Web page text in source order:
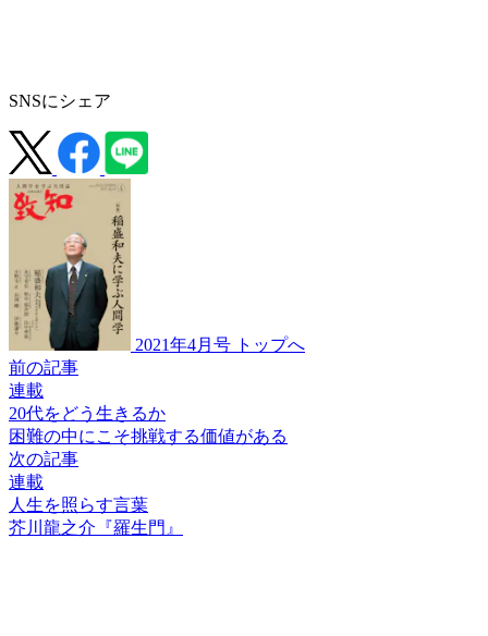
SNSにシェア
2021年4月号 トップへ
前の記事
連載
20代をどう生きるか
困難の中にこそ挑戦する価値がある
次の記事
連載
人生を照らす言葉
芥川龍之介『羅生門』